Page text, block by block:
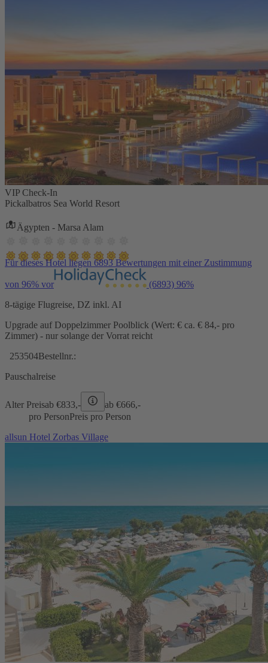
VIP Check-In
Pickalbatros Sea World Resort
Ägypten - Marsa Alam
Für dieses Hotel liegen 6893 Bewertungen mit einer Zustimmung
von 96% vor (6893) 96%
8-tägige Flugreise, DZ inkl. AI
Upgrade auf Doppelzimmer Poolblick (Wert: € ca. € 84,- pro
Zimmer) - nur solange der Vorrat reicht
253504Bestellnr.:
Pauschalreise
Alter Preisab €833,- ab €666,-
pro PersonPreis pro Person
allsun Hotel Zorbas Village